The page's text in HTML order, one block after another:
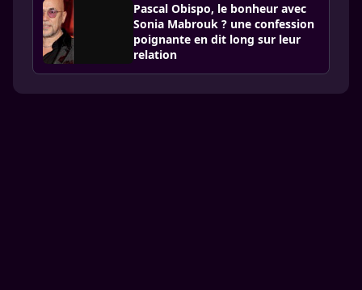
Pascal Obispo, le bonheur avec
Sonia Mabrouk ? une confession
poignante en dit long sur leur
relation